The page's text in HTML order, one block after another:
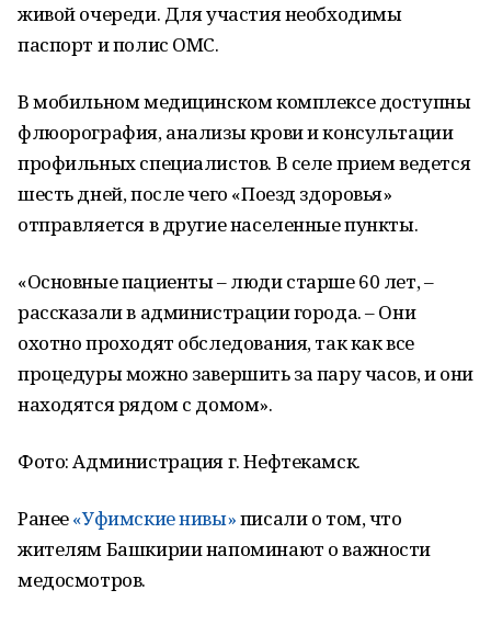
живой очереди. Для участия необходимы
паспорт и полис ОМС.
В мобильном медицинском комплексе доступны
флюорография, анализы крови и консультации
профильных специалистов. В селе прием ведется
шесть дней, после чего «Поезд здоровья»
отправляется в другие населенные пункты.
«Основные пациенты – люди старше 60 лет, –
рассказали в администрации города. – Они
охотно проходят обследования, так как все
процедуры можно завершить за пару часов, и они
находятся рядом с домом».
Фото: Администрация г. Нефтекамск.
Ранее«Уфимские нивы»писали о том, что
жителям Башкирии напоминают о важности
медосмотров.